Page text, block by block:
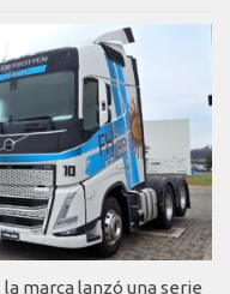
la marca lanzó una serie